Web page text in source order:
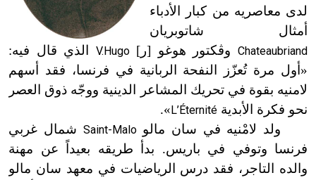
لدى معاصريه من كبار الأدباء
أمثال شاتوبريان
Chateaubriandوڤكتور هوغو [ر]V.Hugo الذي قال فيه:
«أول مرة تُعزّز النفحة الربانية في فرنسا، فقد أسهم
لامنيه بقوة في تحريك المشاعر الدينية ووجّه ذوق العصر
نحو فكرة الأبدية L’Éternité
».
ولد لامْنيه في سان مالوSaint-Malo شمال غربي
فرنسا وتوفي في باريس. بدأ طريقه بعيداً عن مهنة
والده التاجر، فقد درس الرياضيات في معهد سان مالو